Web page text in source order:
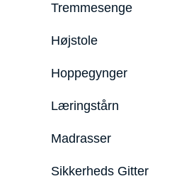
Tremmesenge
Højstole
Hoppegynger
Læringstårn
Madrasser
Sikkerheds Gitter